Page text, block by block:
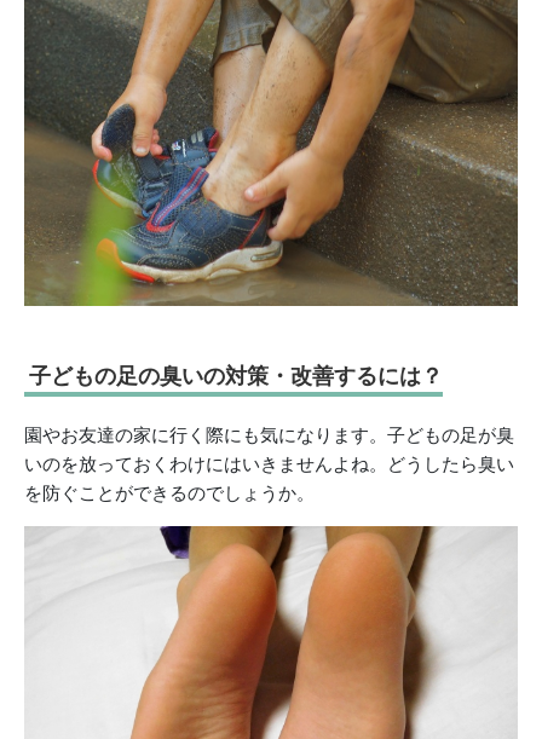
子どもの足の臭いの対策・改善するには？
園やお友達の家に行く際にも気になります。子どもの足が臭
いのを放っておくわけにはいきませんよね。どうしたら臭い
を防ぐことができるのでしょうか。